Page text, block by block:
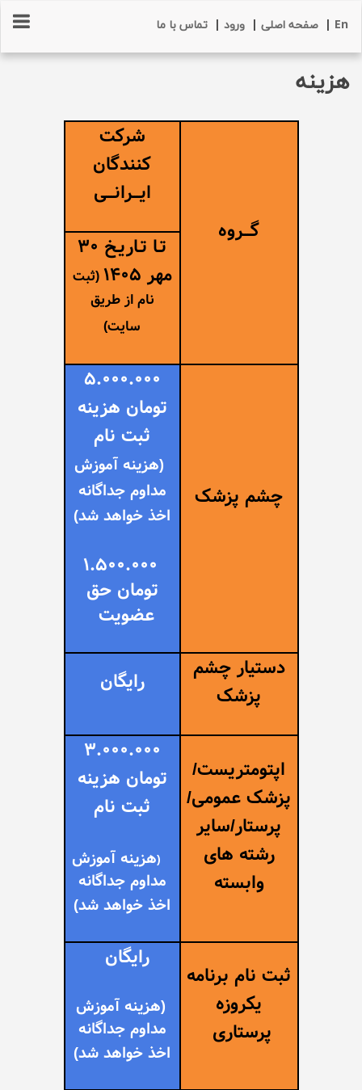
En صفحه اصلی ورود تماس با ما
هزینه
گـــروه
شرکت
کنندگان
ایـــرانـــی
تـا تـاریـخ 30
مهر 1405
(ثبت
نام از طریق
سایت)
چشم پزشک
5.000.000
تومان هزینه
ثبت نام
(هزینه آموزش
مداوم جداگانه
اخذ خواهد شد)
1.500.000
تومان حق
عضویت
دستیار چشم
پزشک
رایگان
اپتومتریست/
پزشک عمومی/
پرستار/سایر
رشته های
وابسته
3.000.000
تومان هزینه
ثبت نام
(هزینه آموزش
مداوم جداگانه
اخذ خواهد شد)
ثبت نام برنامه
یکروزه
پرستاری
رایگان
(هزینه آموزش
مداوم جداگانه
اخذ خواهد شد)